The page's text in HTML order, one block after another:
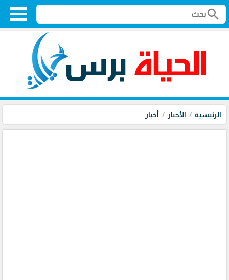
search
الرئيسية الأخبار أخبار